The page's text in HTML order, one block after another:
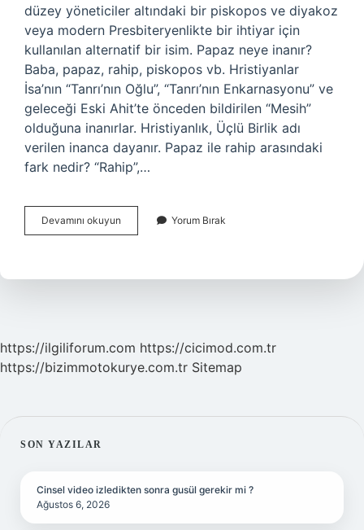
düzey yöneticiler altındaki bir piskopos ve diyakoz
veya modern Presbiteryenlikte bir ihtiyar için
kullanılan alternatif bir isim. Papaz neye inanır?
Baba, papaz, rahip, piskopos vb. Hristiyanlar
İsa’nın “Tanrı’nın Oğlu”, “Tanrı’nın Enkarnasyonu” ve
geleceği Eski Ahit’te önceden bildirilen “Mesih”
olduğuna inanırlar. Hristiyanlık, Üçlü Birlik adı
verilen inanca dayanır. Papaz ile rahip arasındaki
fark nedir? “Rahip”,…
Devamını okuyun
Hangi
Yorum Bırak
https://ilgiliforum.com https://cicimod.com.tr
https://bizimmotokurye.com.tr Sitemap
SIDEBAR
SON YAZILAR
Cinsel video izledikten sonra gusül gerekir mi ?
Ağustos 6, 2026